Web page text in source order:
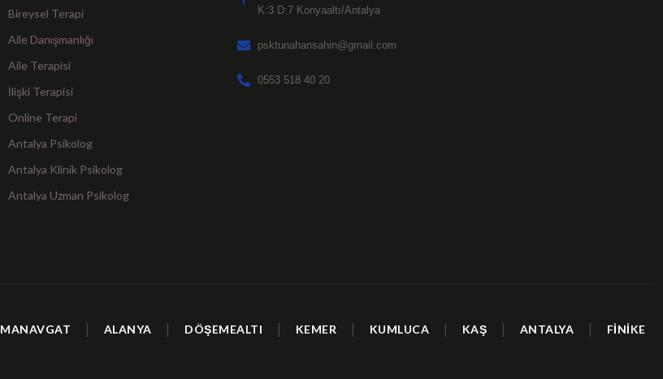
Bireysel Terapi
Aile Danışmanlığı
Aile Terapisi
İlişki Terapisi
Online Terapi
Antalya Psikolog
Antalya Klinik Psikolog
Antalya Uzman Psikolog
K:3 D:7 Konyaaltı/Antalya
psktunahansahin@gmail.com
0553 518 40 20
MANAVGAT ALANYA DÖŞEMEALTI KEMER KUMLUCA KAŞ ANTALYA FİNİKE